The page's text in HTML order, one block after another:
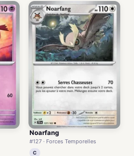
Noarfang
#127 · Forces Temporelles
C